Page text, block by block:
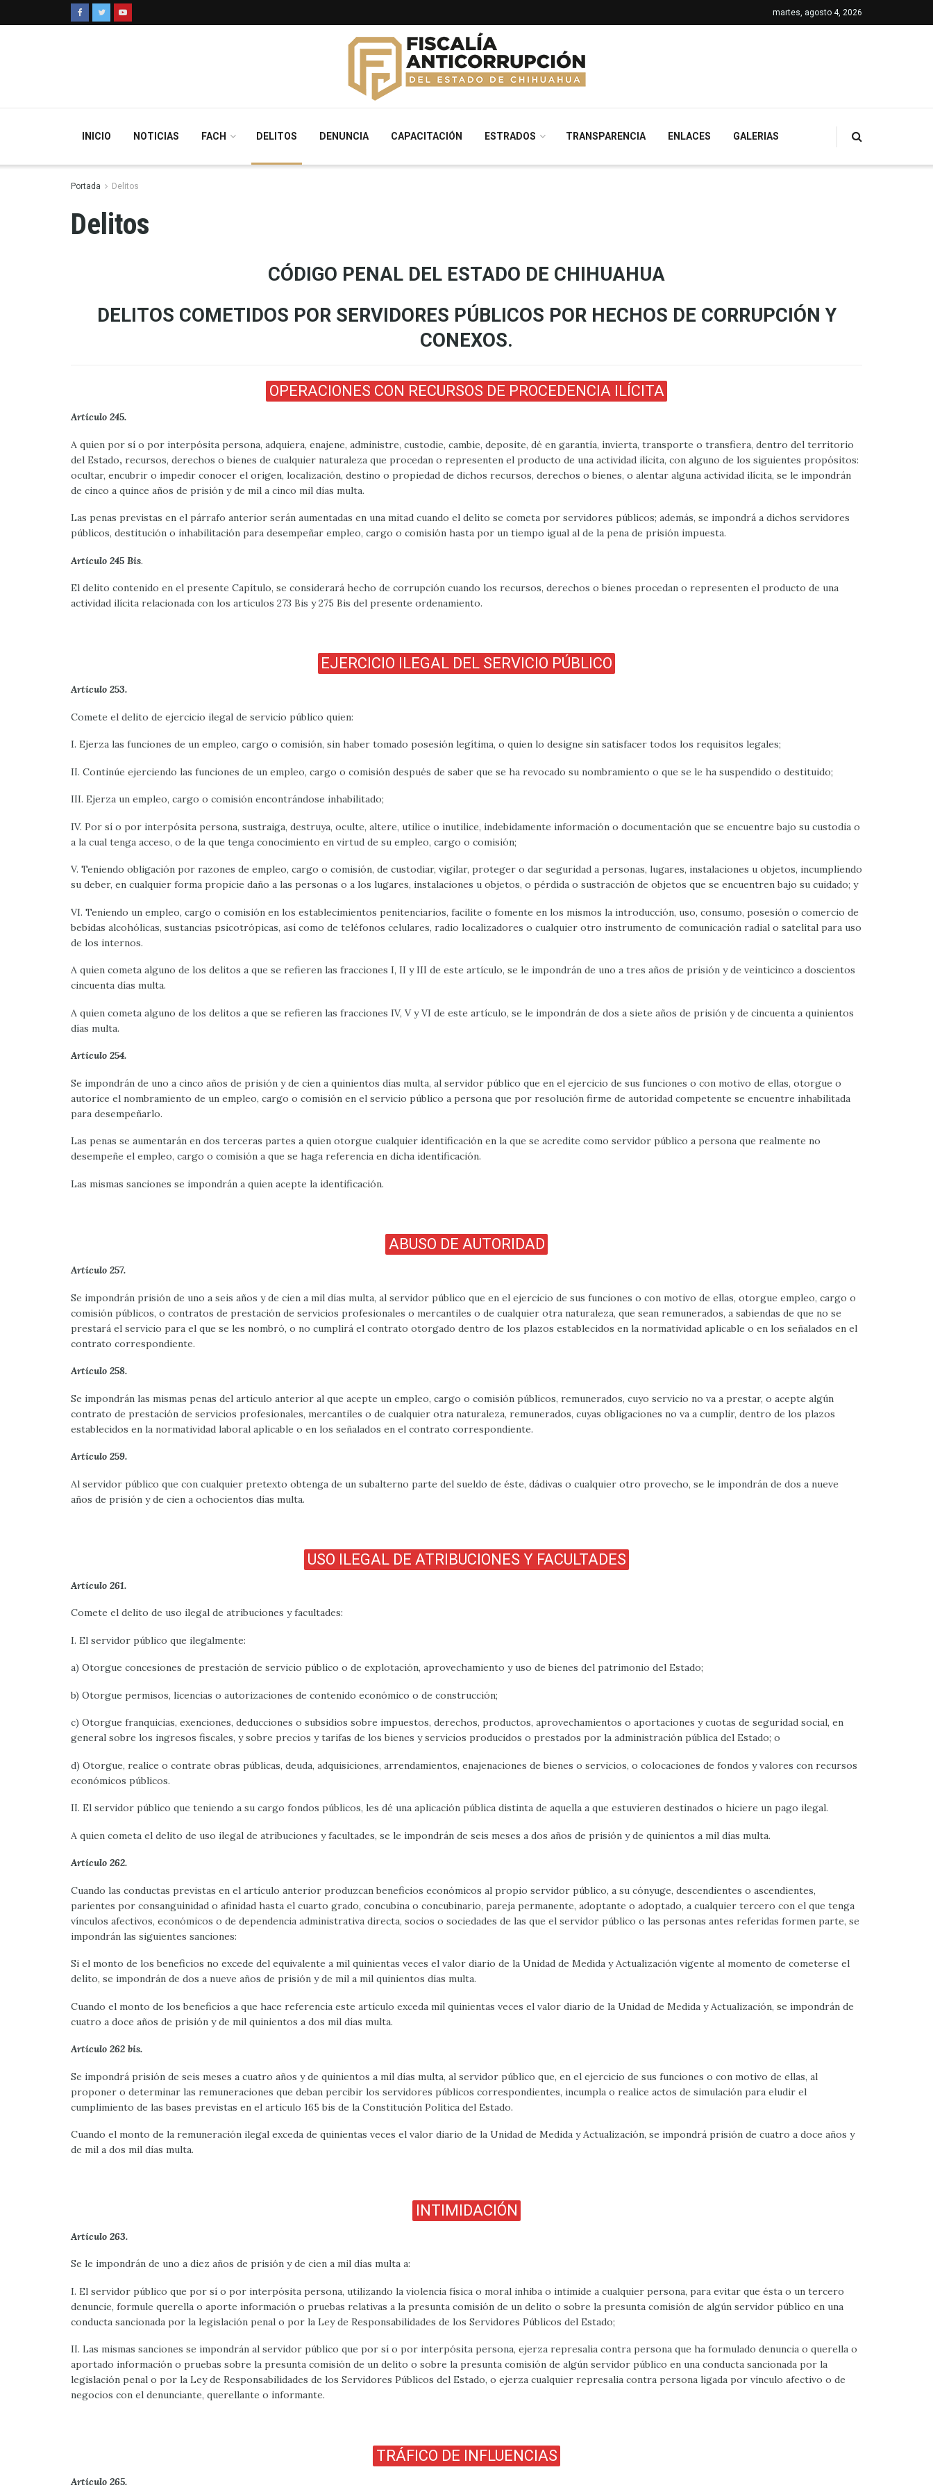
martes, agosto 4, 2026
INICIO NOTICIAS FACH DELITOS DENUNCIA CAPACITACIÓN ESTRADOS TRANSPARENCIA ENLACES GALERIAS
Portada Delitos
Delitos
CÓDIGO PENAL DEL ESTADO DE CHIHUAHUA
DELITOS COMETIDOS POR SERVIDORES PÚBLICOS POR HECHOS DE CORRUPCIÓN Y
CONEXOS.
OPERACIONES CON RECURSOS DE PROCEDENCIA ILÍCITA
Artículo 245.
A quien por sí o por interpósita persona, adquiera, enajene, administre, custodie, cambie, deposite, dé en garantía, invierta, transporte o transfiera, dentro del territorio
del Estado, recursos, derechos o bienes de cualquier naturaleza que procedan o representen el producto de una actividad ilícita, con alguno de los siguientes propósitos:
ocultar, encubrir o impedir conocer el origen, localización, destino o propiedad de dichos recursos, derechos o bienes, o alentar alguna actividad ilícita, se le impondrán
de cinco a quince años de prisión y de mil a cinco mil días multa.
Las penas previstas en el párrafo anterior serán aumentadas en una mitad cuando el delito se cometa por servidores públicos; además, se impondrá a dichos servidores
públicos, destitución o inhabilitación para desempeñar empleo, cargo o comisión hasta por un tiempo igual al de la pena de prisión impuesta.
Artículo 245 Bis.
El delito contenido en el presente Capítulo, se considerará hecho de corrupción cuando los recursos, derechos o bienes procedan o representen el producto de una
actividad ilícita relacionada con los artículos 273 Bis y 275 Bis del presente ordenamiento.
EJERCICIO ILEGAL DEL SERVICIO PÚBLICO
Artículo 253.
Comete el delito de ejercicio ilegal de servicio público quien:
I. Ejerza las funciones de un empleo, cargo o comisión, sin haber tomado posesión legítima, o quien lo designe sin satisfacer todos los requisitos legales;
II. Continúe ejerciendo las funciones de un empleo, cargo o comisión después de saber que se ha revocado su nombramiento o que se le ha suspendido o destituido;
III. Ejerza un empleo, cargo o comisión encontrándose inhabilitado;
IV. Por sí o por interpósita persona, sustraiga, destruya, oculte, altere, utilice o inutilice, indebidamente información o documentación que se encuentre bajo su custodia o
a la cual tenga acceso, o de la que tenga conocimiento en virtud de su empleo, cargo o comisión;
V. Teniendo obligación por razones de empleo, cargo o comisión, de custodiar, vigilar, proteger o dar seguridad a personas, lugares, instalaciones u objetos, incumpliendo
su deber, en cualquier forma propicie daño a las personas o a los lugares, instalaciones u objetos, o pérdida o sustracción de objetos que se encuentren bajo su cuidado; y
VI. Teniendo un empleo, cargo o comisión en los establecimientos penitenciarios, facilite o fomente en los mismos la introducción, uso, consumo, posesión o comercio de
bebidas alcohólicas, sustancias psicotrópicas, así como de teléfonos celulares, radio localizadores o cualquier otro instrumento de comunicación radial o satelital para uso
de los internos.
A quien cometa alguno de los delitos a que se refieren las fracciones I, II y III de este artículo, se le impondrán de uno a tres años de prisión y de veinticinco a doscientos
cincuenta días multa.
A quien cometa alguno de los delitos a que se refieren las fracciones IV, V y VI de este artículo, se le impondrán de dos a siete años de prisión y de cincuenta a quinientos
días multa.
Artículo 254.
Se impondrán de uno a cinco años de prisión y de cien a quinientos días multa, al servidor público que en el ejercicio de sus funciones o con motivo de ellas, otorgue o
autorice el nombramiento de un empleo, cargo o comisión en el servicio público a persona que por resolución firme de autoridad competente se encuentre inhabilitada
para desempeñarlo.
Las penas se aumentarán en dos terceras partes a quien otorgue cualquier identificación en la que se acredite como servidor público a persona que realmente no
desempeñe el empleo, cargo o comisión a que se haga referencia en dicha identificación.
Las mismas sanciones se impondrán a quien acepte la identificación.
ABUSO DE AUTORIDAD
Artículo 257.
Se impondrán prisión de uno a seis años y de cien a mil días multa, al servidor público que en el ejercicio de sus funciones o con motivo de ellas, otorgue empleo, cargo o
comisión públicos, o contratos de prestación de servicios profesionales o mercantiles o de cualquier otra naturaleza, que sean remunerados, a sabiendas de que no se
prestará el servicio para el que se les nombró, o no cumplirá el contrato otorgado dentro de los plazos establecidos en la normatividad aplicable o en los señalados en el
contrato correspondiente.
Artículo 258.
Se impondrán las mismas penas del artículo anterior al que acepte un empleo, cargo o comisión públicos, remunerados, cuyo servicio no va a prestar, o acepte algún
contrato de prestación de servicios profesionales, mercantiles o de cualquier otra naturaleza, remunerados, cuyas obligaciones no va a cumplir, dentro de los plazos
establecidos en la normatividad laboral aplicable o en los señalados en el contrato correspondiente.
Artículo 259.
Al servidor público que con cualquier pretexto obtenga de un subalterno parte del sueldo de éste, dádivas o cualquier otro provecho, se le impondrán de dos a nueve
años de prisión y de cien a ochocientos días multa.
USO ILEGAL DE ATRIBUCIONES Y FACULTADES
Artículo 261.
Comete el delito de uso ilegal de atribuciones y facultades:
I. El servidor público que ilegalmente:
a) Otorgue concesiones de prestación de servicio público o de explotación, aprovechamiento y uso de bienes del patrimonio del Estado;
b) Otorgue permisos, licencias o autorizaciones de contenido económico o de construcción;
c) Otorgue franquicias, exenciones, deducciones o subsidios sobre impuestos, derechos, productos, aprovechamientos o aportaciones y cuotas de seguridad social, en
general sobre los ingresos fiscales, y sobre precios y tarifas de los bienes y servicios producidos o prestados por la administración pública del Estado; o
d) Otorgue, realice o contrate obras públicas, deuda, adquisiciones, arrendamientos, enajenaciones de bienes o servicios, o colocaciones de fondos y valores con recursos
económicos públicos.
II. El servidor público que teniendo a su cargo fondos públicos, les dé una aplicación pública distinta de aquella a que estuvieren destinados o hiciere un pago ilegal.
A quien cometa el delito de uso ilegal de atribuciones y facultades, se le impondrán de seis meses a dos años de prisión y de quinientos a mil días multa.
Artículo 262.
Cuando las conductas previstas en el artículo anterior produzcan beneficios económicos al propio servidor público, a su cónyuge, descendientes o ascendientes,
parientes por consanguinidad o afinidad hasta el cuarto grado, concubina o concubinario, pareja permanente, adoptante o adoptado, a cualquier tercero con el que tenga
vínculos afectivos, económicos o de dependencia administrativa directa, socios o sociedades de las que el servidor público o las personas antes referidas formen parte, se
impondrán las siguientes sanciones:
Si el monto de los beneficios no excede del equivalente a mil quinientas veces el valor diario de la Unidad de Medida y Actualización vigente al momento de cometerse el
delito, se impondrán de dos a nueve años de prisión y de mil a mil quinientos días multa.
Cuando el monto de los beneficios a que hace referencia este artículo exceda mil quinientas veces el valor diario de la Unidad de Medida y Actualización, se impondrán de
cuatro a doce años de prisión y de mil quinientos a dos mil días multa.
Artículo 262 bis.
Se impondrá prisión de seis meses a cuatro años y de quinientos a mil días multa, al servidor público que, en el ejercicio de sus funciones o con motivo de ellas, al
proponer o determinar las remuneraciones que deban percibir los servidores públicos correspondientes, incumpla o realice actos de simulación para eludir el
cumplimiento de las bases previstas en el artículo 165 bis de la Constitución Política del Estado.
Cuando el monto de la remuneración ilegal exceda de quinientas veces el valor diario de la Unidad de Medida y Actualización, se impondrá prisión de cuatro a doce años y
de mil a dos mil días multa.
INTIMIDACIÓN
Artículo 263.
Se le impondrán de uno a diez años de prisión y de cien a mil días multa a:
I. El servidor público que por sí o por interpósita persona, utilizando la violencia física o moral inhiba o intimide a cualquier persona, para evitar que ésta o un tercero
denuncie, formule querella o aporte información o pruebas relativas a la presunta comisión de un delito o sobre la presunta comisión de algún servidor público en una
conducta sancionada por la legislación penal o por la Ley de Responsabilidades de los Servidores Públicos del Estado;
II. Las mismas sanciones se impondrán al servidor público que por sí o por interpósita persona, ejerza represalia contra persona que ha formulado denuncia o querella o
aportado información o pruebas sobre la presunta comisión de un delito o sobre la presunta comisión de algún servidor público en una conducta sancionada por la
legislación penal o por la Ley de Responsabilidades de los Servidores Públicos del Estado, o ejerza cualquier represalia contra persona ligada por vínculo afectivo o de
negocios con el denunciante, querellante o informante.
TRÁFICO DE INFLUENCIAS
Artículo 265.